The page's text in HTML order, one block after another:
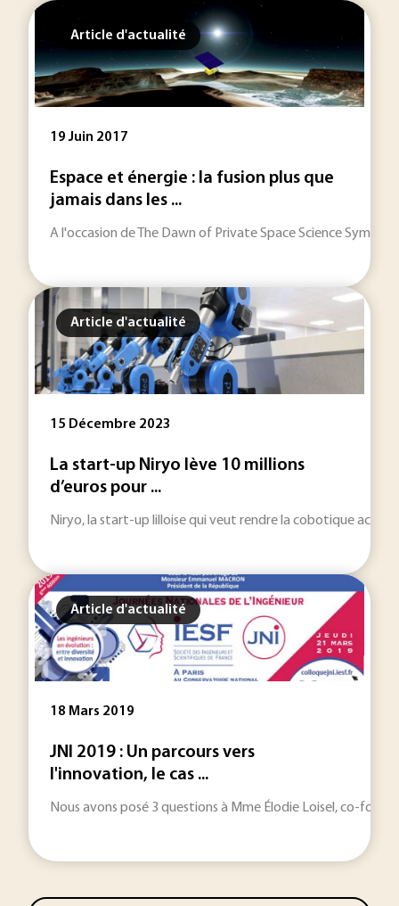
Article d'actualité
19 Juin 2017
Espace et énergie : la fusion plus que
jamais dans les ...
A l'occasion de The Dawn of Private Space Science
Article d'actualité
15 Décembre 2023
La start-up Niryo lève 10 millions
d’euros pour ...
Niryo, la start-up lilloise qui veut rendre la cobotique
Article d'actualité
18 Mars 2019
JNI 2019 : Un parcours vers
l'innovation, le cas ...
Nous avons posé 3 questions à Mme Élodie Loisel, co-